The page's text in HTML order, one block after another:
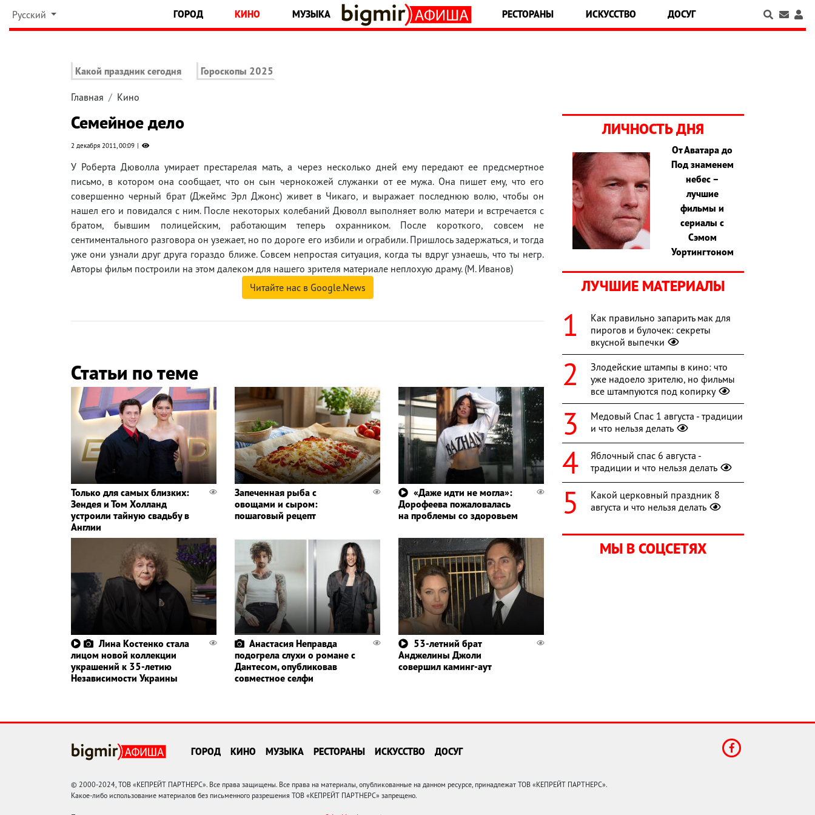
Русский ГОРОД КИНО МУЗЫКА РЕСТОРАНЫ ИСКУССТВО ДОСУГ
Какой праздник сегодня Гороскопы 2025
Главная Кино
Семейное дело
2 декабря 2011, 00:09
У Роберта Дюволла умирает престарелая мать, а через несколько дней ему передают ее предсмертное
письмо, в котором она сообщает, что он сын чернокожей служанки от ее мужа. Она пишет ему, что его
совершенно черный брат (Джеймс Эрл Джонс) живет в Чикаго, и выражает последнюю волю, чтобы он
нашел его и повидался с ним. После некоторых колебаний Дюволл выполняет волю матери и встречается с
братом, бывшим полицейским, работающим теперь охранником. После короткого, совсем не
сентиментального разговора он узежает, но по дороге его избили и ограбили. Пришлось задержаться, и тогда
уже они узнали друг друга гораздо ближе. Совсем непростая ситуация, когда ты вдруг узнаешь, что ты негр.
Авторы фильм построили на этом далеком для нашего зрителя материале неплохую драму. (М. Иванов)
Читайте нас в Google.News
Статьи по теме
Только для самых близких:
Зендея и Том Холланд
устроили тайную свадьбу в
Англии
Запеченная рыба с
овощами и сыром:
пошаговый рецепт
«Даже идти не могла»:
Дорофеева пожаловалась
на проблемы со здоровьем
Лина Костенко стала
лицом новой коллекции
украшений к 35-летию
Независимости Украины
Анастасия Неправда
подогрела слухи о романе с
Дантесом, опубликовав
совместное селфи
53-летний брат
Анджелины Джоли
совершил каминг-аут
ЛИЧНОСТЬ ДНЯ
От Аватара до
Под знаменем
небес –
лучшие
фильмы и
сериалы с
Сэмом
Уортингтоном
ЛУЧШИЕ МАТЕРИАЛЫ
Как правильно запарить мак для
пирогов и булочек: секреты
вкусной выпечки
Злодейские штампы в кино: что
уже надоело зрителю, но фильмы
все штампуются под копирку
Медовый Спас 1 августа - традиции
и что нельзя делать
Яблочный спас 6 августа -
традиции и что нельзя делать
Какой церковный праздник 8
августа и что нельзя делать
МЫ В СОЦСЕТЯХ
ГОРОД КИНО МУЗЫКА РЕСТОРАНЫ ИСКУССТВО ДОСУГ
© 2000-2024, ТОВ «КЕПРЕЙТ ПАРТНЕРС». Все права защищены. Все права на материалы, опубликованные на данном ресурсе, принадлежат ТОВ «КЕПРЕЙТ ПАРТНЕРС».
Какое-либо использование материалов без письменного разрешения ТОВ «КЕПРЕЙТ ПАРТНЕРС» запрещено.